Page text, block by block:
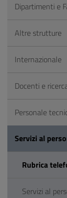
Dipartimenti e
Altre strutture
Internazionale
Docenti e
Personale
Servizi al
Rubrica
Servizi al